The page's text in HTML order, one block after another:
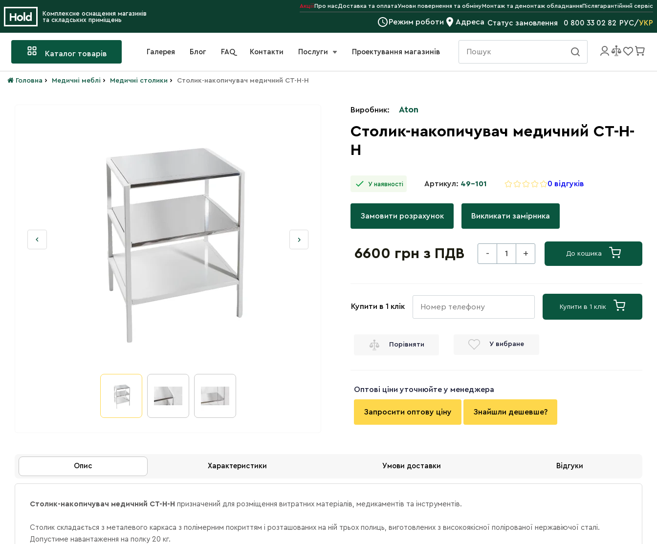
Комплексне оснащення магазинів
та складських приміщень
АкціїПро насДоставка та оплатаУмови повернення та обмінуМонтаж та демонтаж обладнанняПіслягарантійний сервіс
Режим роботи Адреса Статус замовлення 0 800 33 02 82 РУС/УКР
Каталог товарів Галерея Блог FAQ Контакти Послуги Проектування магазинів
Головна › Медичні меблі › Медичні столики › Столик-накопичувач медичний СТ-Н-Н
Виробник: Aton
Столик-накопичувач медичний СТ-Н-
Н
У наявності Артикул: 49-101 0 відгуків
Замовити розрахунок Викликати замірника
6600 грн з ПДВ - + До кошика
Купити в 1 клік Купити в 1 клік
Порівняти У вибране
Оптові ціни уточнюйте у менеджера
Запросити оптову ціну Знайшли дешевше?
Опис Характеристики Умови доставки Відгуки
Столик-накопичувач медичний СТ-Н-Н призначений для розміщення витратних матеріалів, медикаментів та інструментів.
Столик складається з металевого каркаса з полімерним покриттям і розташованих на ній трьох полиць, виготовлених з високоякісної полірованої нержавіючої сталі.
Допустиме навантаження на полку 20 кг.